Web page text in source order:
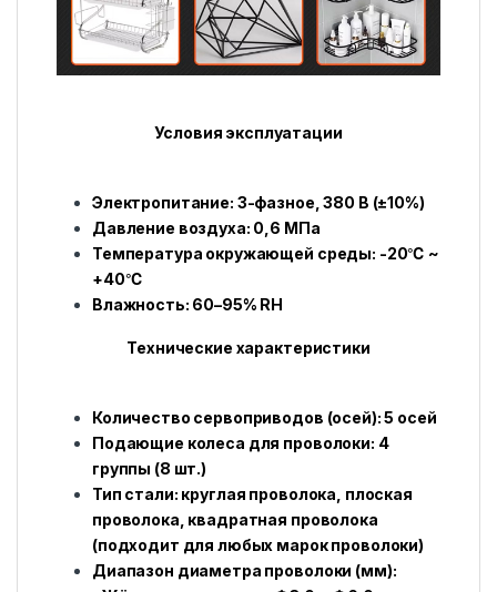
Условия эксплуатации
Электропитание: 3-фазное, 380 В (±10%)
Давление воздуха: 0,6 МПа
Температура окружающей среды: -20℃ ~
+40℃
Влажность: 60–95% RH
Технические характеристики
Количество сервоприводов (осей): 5 осей
Подающие колеса для проволоки: 4
группы (8 шт.)
Тип стали: круглая проволока, плоская
проволока, квадратная проволока
(подходит для любых марок проволоки)
Диапазон диаметра проволоки (мм):